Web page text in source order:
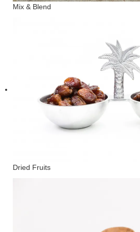
Mix & Blend
Dried Fruits